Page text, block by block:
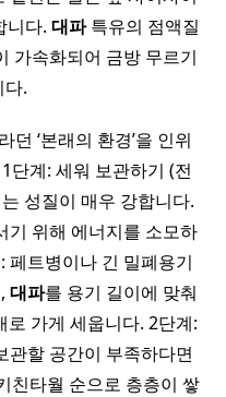
니다. 대파특유의 점액질
가속화되어 금방 무르기
다.
던 ‘본래의 환경’을 인위
단계: 세워 보관하기 (전
성질이 매우 강합니다.
기 위해 에너지를 소모하
페트병이나 긴 밀폐용기
대파를 용기 길이에 맞춰
로 가게 세웁니다. 2단계:
관할 공간이 부족하다면
친타월 순으로 층층이 쌓